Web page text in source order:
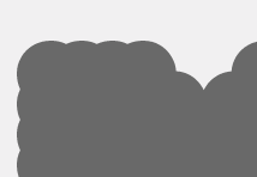
©2022–2026 PAF
& Севкабель Порт
Телеграм
Дзен
Политика
конфиденциальности
Информация
об организаторе